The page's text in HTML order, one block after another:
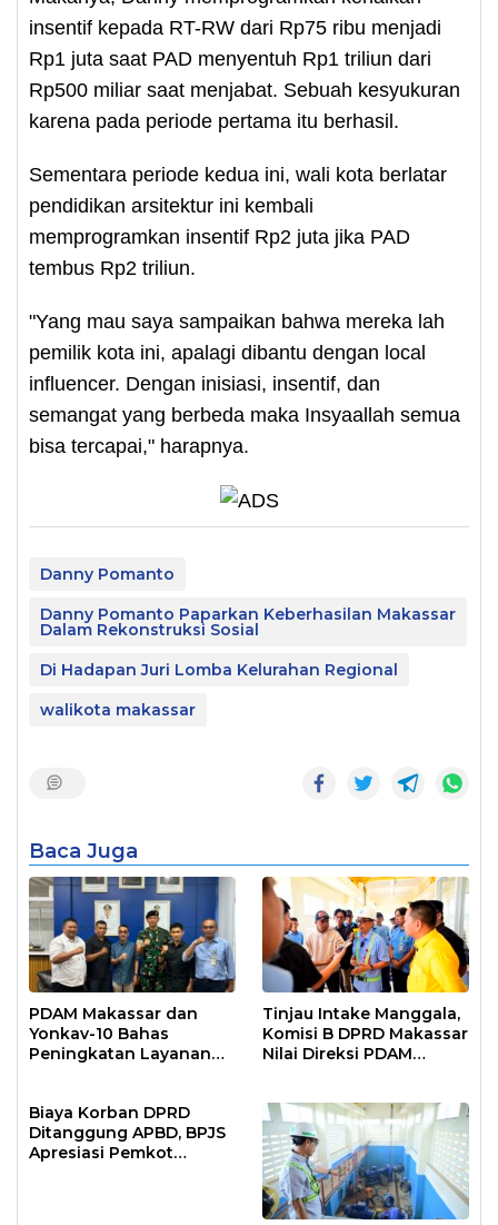
insentif kepada RT-RW dari Rp75 ribu menjadi
Rp1 juta saat PAD menyentuh Rp1 triliun dari
Rp500 miliar saat menjabat. Sebuah kesyukuran
karena pada periode pertama itu berhasil.
Sementara periode kedua ini, wali kota berlatar
pendidikan arsitektur ini kembali
memprogramkan insentif Rp2 juta jika PAD
tembus Rp2 triliun.
"Yang mau saya sampaikan bahwa mereka lah
pemilik kota ini, apalagi dibantu dengan local
influencer. Dengan inisiasi, insentif, dan
semangat yang berbeda maka Insyaallah semua
bisa tercapai," harapnya.
Danny Pomanto
Danny Pomanto Paparkan Keberhasilan Makassar
Dalam Rekonstruksi Sosial
Di Hadapan Juri Lomba Kelurahan Regional
walikota makassar
Baca Juga
PDAM Makassar dan
Yonkav-10 Bahas
Peningkatan Layanan
Tinjau Intake Manggala,
Komisi B DPRD Makassar
Nilai Direksi PDAM
Biaya Korban DPRD
Ditanggung APBD, BPJS
Apresiasi Pemkot